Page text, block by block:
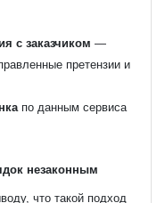
с заказчиком —
претензии и
по данным сервиса
незаконным
что такой подход